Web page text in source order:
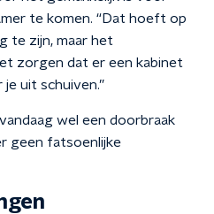
te komen. “Dat hoeft op
te zijn, maar het
zorgen dat er een kabinet
uit schuiven.”
wel een doorbraak
geen fatsoenlijke